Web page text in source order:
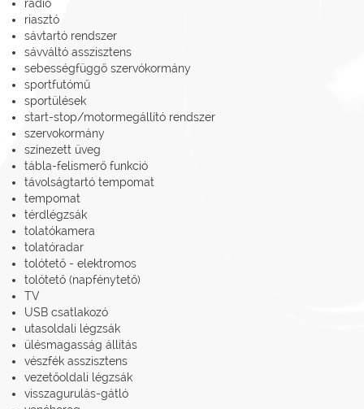
rádió
riasztó
sávtartó rendszer
sávváltó asszisztens
sebességfüggő szervókormány
sportfutómű
sportülések
start-stop/motormegállító rendszer
szervokormány
színezett üveg
tábla-felismerő funkció
távolságtartó tempomat
tempomat
térdlégzsák
tolatókamera
tolatóradar
tolótető - elektromos
tolótető (napfénytető)
TV
USB csatlakozó
utasoldali légzsák
ülésmagasság állítás
vészfék asszisztens
vezetőoldali légzsák
visszagurulás-gátló